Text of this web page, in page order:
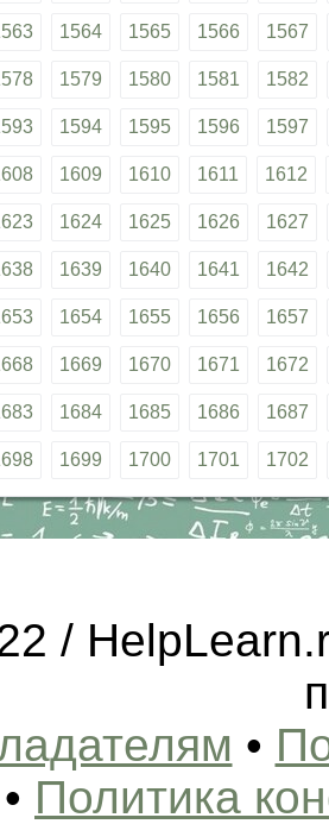
1564 1565 1566 1567
1579 1580 1581 1582
1594 1595 1596 1597
1609 1610 1611 1612
1624 1625 1626 1627
1639 1640 1641 1642
1654 1655 1656 1657
1669 1670 1671 1672
1684 1685 1686 1687
1699 1700 1701 1702
/
•
• Политика